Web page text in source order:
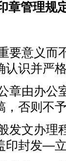
章管理规
要意义而
认识并严
章由办公
，否则不
发文办理
封发—